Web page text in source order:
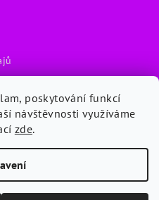
poskytování funkcí
návštěvnosti využíváme
zde.